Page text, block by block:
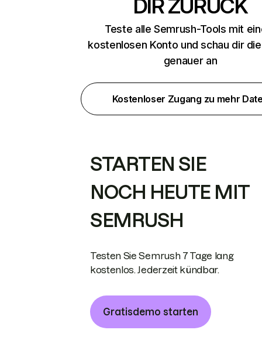
DIR ZURÜCK
Teste alle Semrush-Tools mit
kostenlosen Konto und schau dir
genauer an
Kostenloser Zugang zu mehr
STARTEN SIE
NOCH HEUTE MIT
SEMRUSH
Testen Sie Semrush 7 Tage lang
kostenlos. Jederzeit kündbar.
Gratisdemo starten